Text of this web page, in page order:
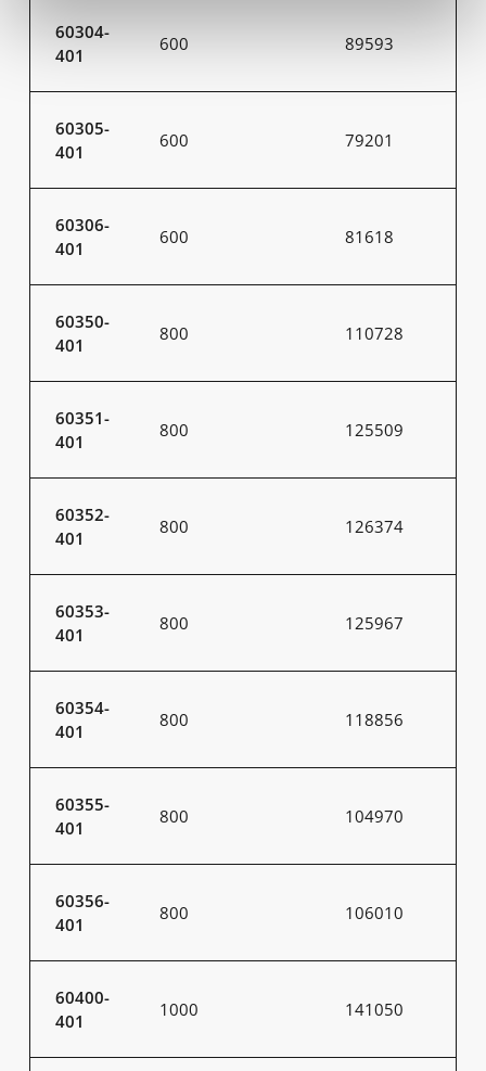
60304-
401
600 89593
60305-
401
600 79201
60306-
401
600 81618
60350-
401
800 110728
60351-
401
800 125509
60352-
401
800 126374
60353-
401
800 125967
60354-
401
800 118856
60355-
401
800 104970
60356-
401
800 106010
60400-
401
1000 141050